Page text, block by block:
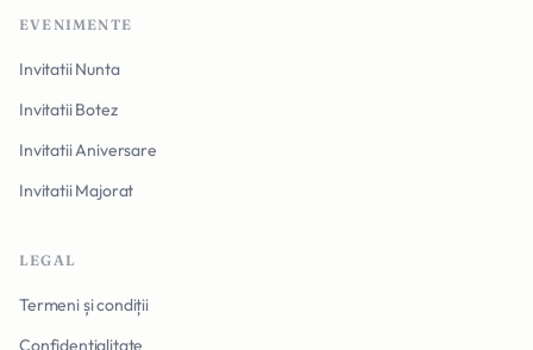
EVENIMENTE
Invitatii Nunta
Invitatii Botez
Invitatii Aniversare
Invitatii Majorat
LEGAL
Termeni și condiții
Confidențialitate